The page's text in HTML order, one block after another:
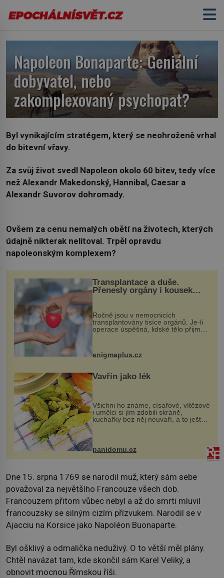
Napoleon Bonaparte: Geniální
dobyvatel, nebo
zakomplexovaný psychopat?
Byl vynikajícím stratégem, který se neohroženě vrhal
do bitevní vřavy.
Za svůj život svedl Napoleon okolo 60 bitev, tedy více
než Alexandr Makedonský, Hannibal, Caesar a
Alexandr Suvorov dohromady.
Ovšem za cenu nemalých obětí na životech, kterých
údajně nikterak nelitoval. Trpěl opravdu
napoleonským komplexem?
Transplantace a duše.
Přenesly orgány i kousek
Ročně jsou v nemocnicích
transplantovány tisíce orgánů. Je-li
operace úspěšná, lidské tělo přijme
enigmaplus.cz
Vavřín jako lék
Všichni ho známe, císařové, vítězové
i umělci si jím zdobili skráně,
kuchařky bez něj neuvaří, a to ještě
nevíte, že bobkový list může výrazně
zmírnit některé naše neduhy.
Obsahuje v malém množství ně...
panidomu.cz
Dne 15. srpna 1769 se narodil muž, který sám sebe
považoval za největšího Francouze všech dob.
Francouzem přitom vůbec nebyl a až do smrti mluvil
francouzsky se silným cizím přízvukem. Narodil se v
Ajacciu na Korsice jako Napoléon Buonaparte.
Byl ošklivý a odmalička neduživý. O to větší měl plány.
Chtěl navázat tam, kde skončil sám Karel Veliký, a
obnovit mocnou Římskou říši.